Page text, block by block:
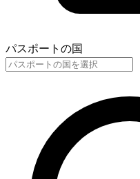
パスポートの国